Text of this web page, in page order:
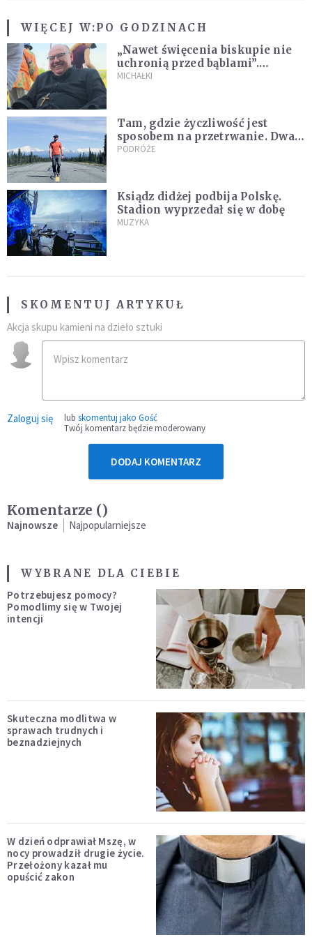
WIĘCEJ W:PO GODZINACH
„Nawet święcenia biskupie nie
uchronią przed bąblami”.
Archidiecezja pokazała
MICHAŁKI
Tam, gdzie życzliwość jest
sposobem na przetrwanie. Dwa
tygodnie na Alasce [REPORTAŻ]
PODRÓŻE
Ksiądz didżej podbija Polskę.
Stadion wyprzedał się w dobę
MUZYKA
SKOMENTUJ ARTYKUŁ
Akcja skupu kamieni na dzieło sztuki
Zaloguj się lub skomentuj jako Gość
Twój komentarz będzie moderowany
DODAJ KOMENTARZ
Komentarze ()
Najnowsze Najpopularniejsze
WYBRANE DLA CIEBIE
Potrzebujesz pomocy?
Pomodlimy się w Twojej
intencji
Skuteczna modlitwa w
sprawach trudnych i
beznadziejnych
W dzień odprawiał Mszę, w
nocy prowadził drugie życie.
Przełożony kazał mu
opuścić zakon